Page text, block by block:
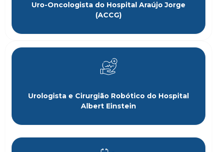
Uro-Oncologista do Hospital Araújo Jorge
(ACCG)
Urologista e Cirurgião Robótico do Hospital
Albert Einstein